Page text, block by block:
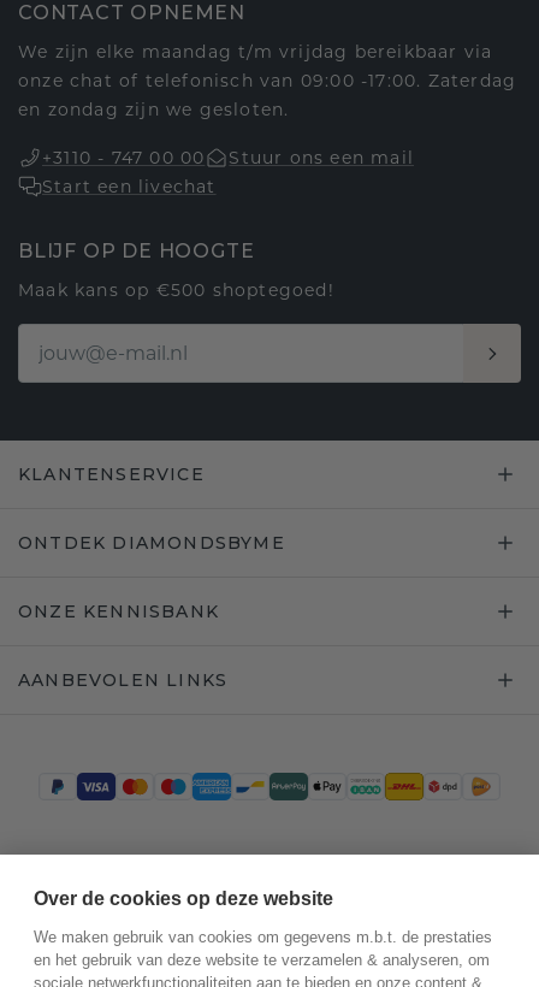
CONTACT OPNEMEN
We zijn elke maandag t/m vrijdag bereikbaar via
onze chat of telefonisch van 09:00 -17:00. Zaterdag
en zondag zijn we gesloten.
+3110 - 747 00 00
Stuur ons een mail
Start een livechat
BLIJF OP DE HOOGTE
Maak kans op €500 shoptegoed!
KLANTENSERVICE
ONTDEK DIAMONDSBYME
ONZE KENNISBANK
AANBEVOLEN LINKS
Over de cookies op deze website
We maken gebruik van cookies om gegevens m.b.t. de prestaties
en het gebruik van deze website te verzamelen & analyseren, om
sociale netwerkfunctionaliteiten aan te bieden en onze content &